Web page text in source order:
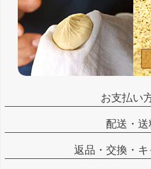
お支払い
配送・送
返品・交換・